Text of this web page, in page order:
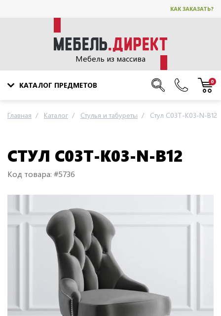
КАК ЗАКАЗАТЬ?
Мебель из массива
КАТАЛОГ ПРЕДМЕТОВ 0
Главная Каталог Стулья и табуреты Стул C03T-K03-N-B12
СТУЛ C03T-K03-N-B12
Код товара: #5736